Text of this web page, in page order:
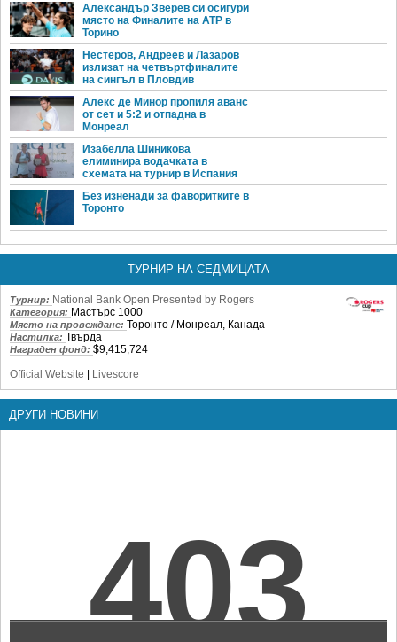
Александър Зверев си осигури
място на Финалите на ATP в
Торино
Нестеров, Андреев и Лазаров
излизат на четвъртфиналите
на сингъл в Пловдив
Алекс де Минор пропиля аванс
от сет и 5:2 и отпадна в
Монреал
Изабелла Шиникова
елиминира водачката в
схемата на турнир в Испания
Без изненади за фаворитките в
Торонто
ТУРНИР НА СЕДМИЦАТА
Турнир: National Bank Open Presented by Rogers
Категория: Мастърс 1000
Място на провеждане: Торонто / Монреал, Канада
Настилка: Твърда
Награден фонд: $9,415,724
Official Website
Livescore
ДРУГИ НОВИНИ